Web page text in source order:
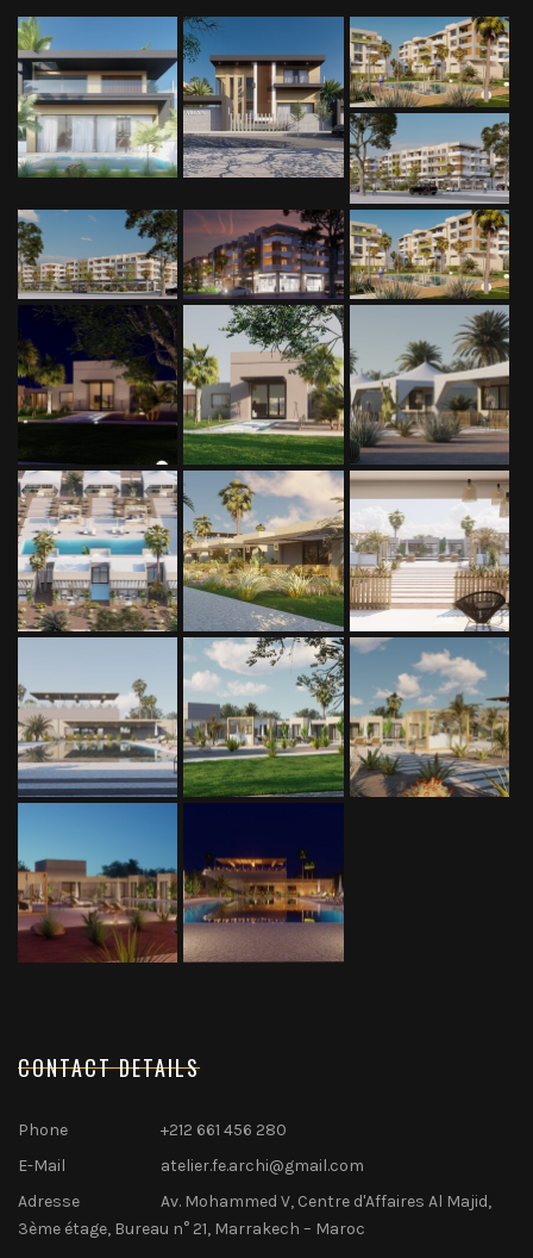
CONTACT DETAILS
Phone
+212 661 456 280
E-Mail
atelier.fe.archi@gmail.com
Adresse
Av. Mohammed V, Centre d'Affaires Al Majid,
3ème étage, Bureau n° 21, Marrakech – Maroc